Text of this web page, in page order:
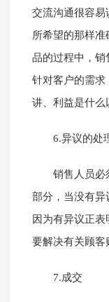
交流沟通很容易
所希望的那样
品的过程中，销
针对客户的需求
讲、利益是什么
6.异议的处
销售人员必
部分，当没有异
因为有异议正
要解决有关顾客
7.成交